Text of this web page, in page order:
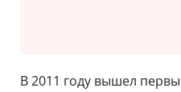
В 2011 году вышел